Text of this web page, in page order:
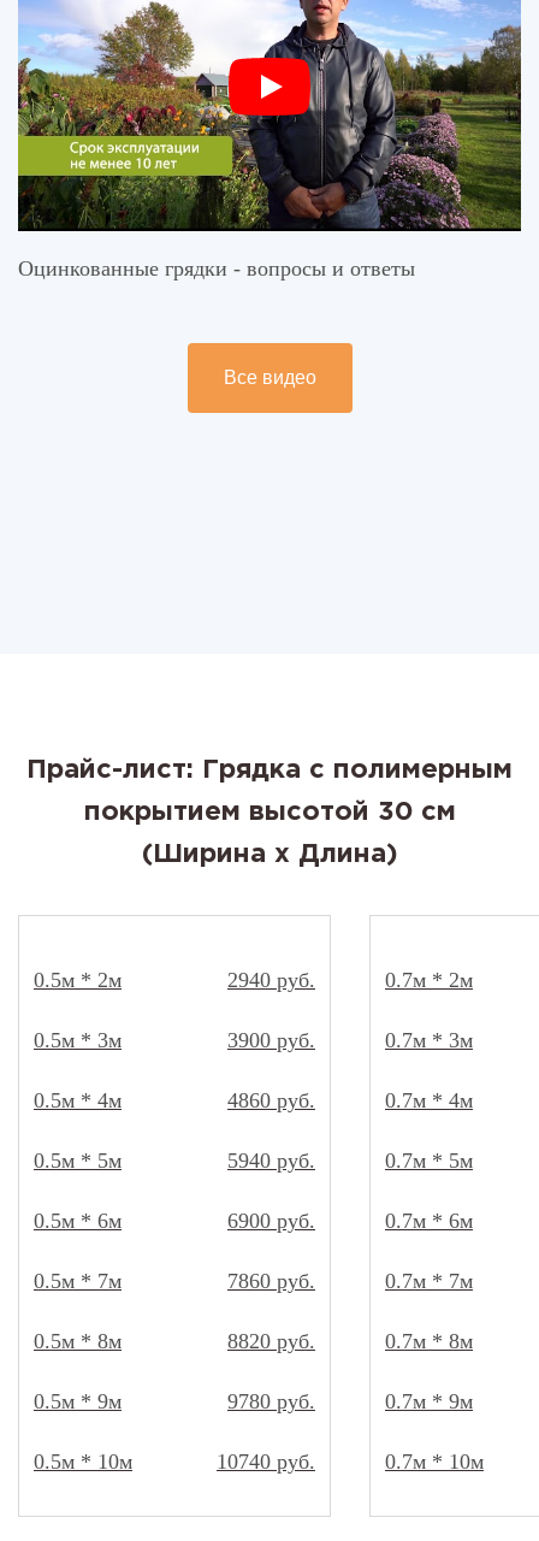
Оцинкованные грядки - вопросы и ответы
Все видео
Прайс-лист: Грядка с полимерным
покрытием высотой 30 см
(Ширина x Длина)
0.5м * 2м 2940 руб.
0.5м * 3м 3900 руб.
0.5м * 4м 4860 руб.
0.5м * 5м 5940 руб.
0.5м * 6м 6900 руб.
0.5м * 7м 7860 руб.
0.5м * 8м 8820 руб.
0.5м * 9м 9780 руб.
0.5м * 10м 10740 руб.
0.7м * 2м
0.7м * 3м
0.7м * 4м
0.7м * 5м
0.7м * 6м
0.7м * 7м
0.7м * 8м
0.7м * 9м
0.7м * 10м